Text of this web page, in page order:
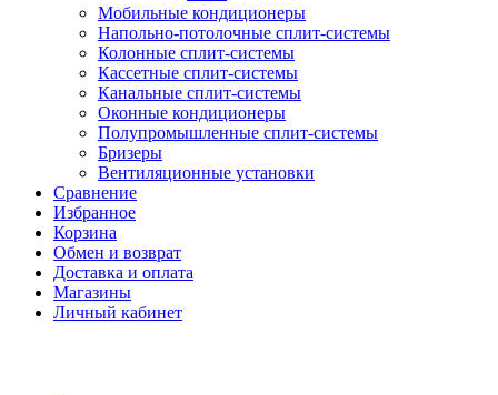
Мобильные кондиционеры
Напольно-потолоч​ные ​сплит-системы
Колонные ​​сплит-системы
Кассетные сплит-системы
Канальные сплит-системы
Оконные кондиционеры
Полупромышленные сплит-системы
Бризеры
Вентиляционные установки
Сравнение
Избранное
Корзина
Обмен и возврат
Доставка и оплата
Магазины
Личный кабинет